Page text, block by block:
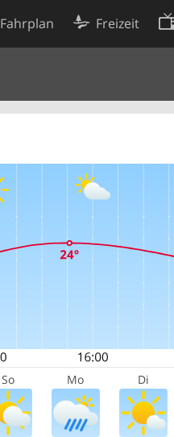
Fahrplan Freizeit
So Mo Di
Cookie-Einstellungen